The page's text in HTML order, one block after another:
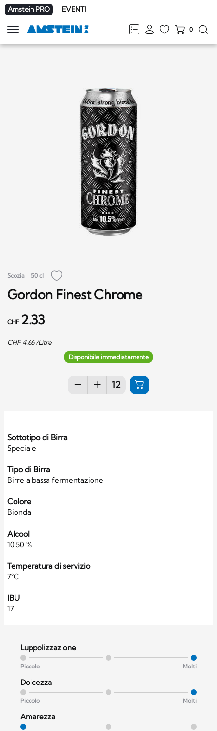
Amstein PRO EVENTI
FRDEENIT
0
Mostra
la
Scozia 50 cl
Gordon Finest Chrome
CHF 2.33
CHF4.66/Litre
Disponibile immediatamente
Sottotipo di Birra
Speciale
Tipo di Birra
Birre a bassa fermentazione
Colore
Bionda
Alcool
10.50 %
Temperatura di servizio
7°C
IBU
17
Luppolizzazione
Piccolo Molti
Dolcezza
Piccolo Molti
Amarezza